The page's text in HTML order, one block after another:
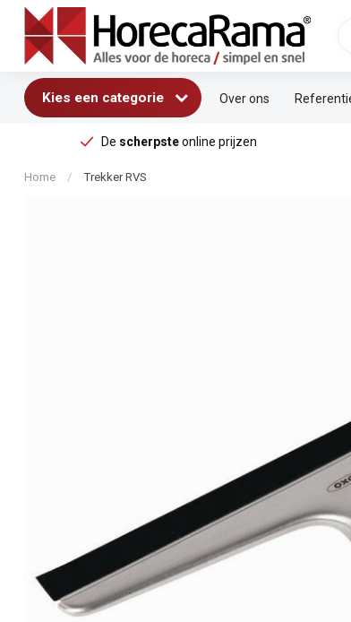
Kies een categorie Over ons
De scherpsteonline prijzen
Home / Trekker RVS